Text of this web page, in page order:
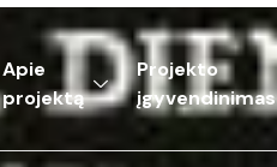
Apie
projektą
Projekto
įgyvendinimas